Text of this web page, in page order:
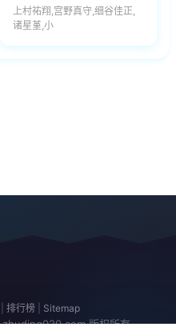
上村祐翔,宫野真守,细谷佳正,
诸星堇,小
排行榜 Sitemap
zhuding020.com 版权所有